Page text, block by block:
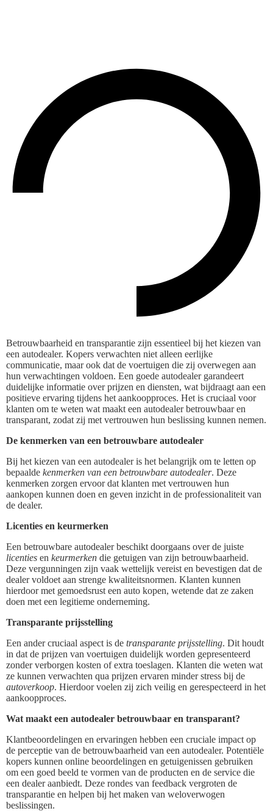
Betrouwbaarheid en transparantie zijn essentieel bij het kiezen van
een autodealer. Kopers verwachten niet alleen eerlijke
communicatie, maar ook dat de voertuigen die zij overwegen aan
hun verwachtingen voldoen. Een goede autodealer garandeert
duidelijke informatie over prijzen en diensten, wat bijdraagt aan een
positieve ervaring tijdens het aankoopproces. Het is cruciaal voor
klanten om te weten wat maakt een autodealer betrouwbaar en
transparant, zodat zij met vertrouwen hun beslissing kunnen nemen.
De kenmerken van een betrouwbare autodealer
Bij het kiezen van een autodealer is het belangrijk om te letten op
bepaalde kenmerken van een betrouwbare autodealer. Deze
kenmerken zorgen ervoor dat klanten met vertrouwen hun
aankopen kunnen doen en geven inzicht in de professionaliteit van
de dealer.
Licenties en keurmerken
Een betrouwbare autodealer beschikt doorgaans over de juiste
licenties en keurmerken die getuigen van zijn betrouwbaarheid.
Deze vergunningen zijn vaak wettelijk vereist en bevestigen dat de
dealer voldoet aan strenge kwaliteitsnormen. Klanten kunnen
hierdoor met gemoedsrust een auto kopen, wetende dat ze zaken
doen met een legitieme onderneming.
Transparante prijsstelling
Een ander cruciaal aspect is de transparante prijsstelling. Dit houdt
in dat de prijzen van voertuigen duidelijk worden gepresenteerd
zonder verborgen kosten of extra toeslagen. Klanten die weten wat
ze kunnen verwachten qua prijzen ervaren minder stress bij de
autoverkoop. Hierdoor voelen zij zich veilig en gerespecteerd in het
aankoopproces.
Wat maakt een autodealer betrouwbaar en transparant?
Klantbeoordelingen en ervaringen hebben een cruciale impact op
de perceptie van de betrouwbaarheid van een autodealer. Potentiële
kopers kunnen online beoordelingen en getuigenissen gebruiken
om een goed beeld te vormen van de producten en de service die
een dealer aanbiedt. Deze rondes van feedback vergroten de
transparantie en helpen bij het maken van weloverwogen
beslissingen.